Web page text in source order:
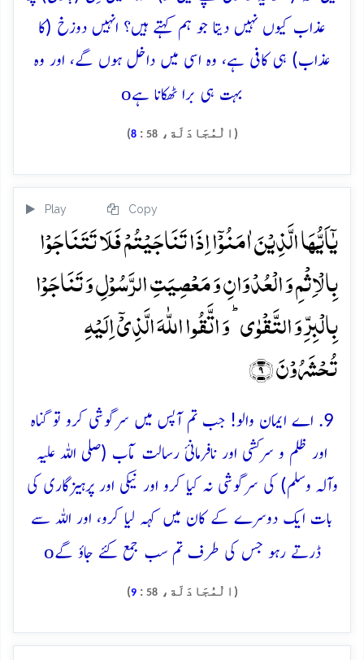
عذاب کیوں نہیں دیتا جو ہم کہتے ہیں؟ انہیں دوزخ (کا
عذاب) ہی کافی ہے، وہ اسی میں داخل ہوں گے، اور وہ
بہت ہی برا ٹھکانا ہےo
(الْمُجَادَلَة،58
:
8
)
Play Copy
یٰۤاَیُّہَا الَّذِیۡنَ اٰمَنُوۡۤا اِذَا تَنَاجَیۡتُمۡ فَلَا تَتَنَاجَوۡا
بِالۡاِثۡمِ وَ الۡعُدۡوَانِ وَ مَعۡصِیَتِ الرَّسُوۡلِ وَ تَنَاجَوۡا
بِالۡبِرِّ وَ التَّقۡوٰی ؕ وَ اتَّقُوا اللّٰہَ الَّذِیۡۤ اِلَیۡہِ
تُحۡشَرُوۡنَ ﴿۹﴾
9. اے ایمان والو! جب تم آپس میں سرگوشی کرو تو گناہ
اور ظلم و سرکشی اور نافرمانئ رسالت مآب (صلی اللہ علیہ
وآلہ وسلم) کی سرگوشی نہ کیا کرو اور نیکی اور پرہیزگاری کی
بات ایک دوسرے کے کان میں کہہ لیا کرو، اور اللہ سے
ڈرتے رہو جس کی طرف تم سب جمع کئے جاؤ گےo
(الْمُجَادَلَة،58
:
9
)